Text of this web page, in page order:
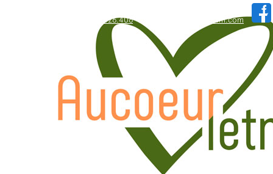
WhatsApp: +84.909.426.406 hallo@aucoeurvietnam.com